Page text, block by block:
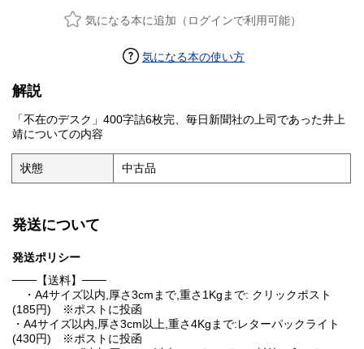
気になる本に追加（ログインで利用可能）
気になる本の使い方
解説
「不在のデスク」400字詰6枚完、毎日新聞社の上司であった井上
靖についての内容
状態 中古品
発送について
発送ポリシー
───【送料】───
・A4サイズ以内,厚さ3cmまで,重さ1Kgまで: クリックポスト
(185円) ※ポストに投函
・A4サイズ以内,厚さ3cm以上,重さ4Kgまで:レターパックライト
(430円) ※ポストに投函